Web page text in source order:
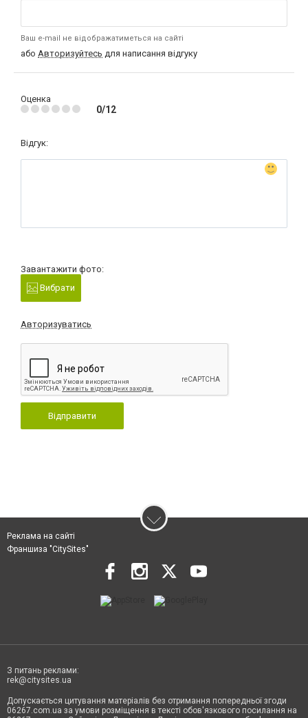
Ваш e-mail не відображатиметься на сайті
або Авторизуйтесь для написання відгуку
Оценка
0/12
Відгук:
Завантажити фото:
Вибрати
Авторизуватись
Відправити
Реклама на сайті
Франшиза "CitySites"
З питань реклами:
rek@citysites.ua
Допускається цитування матеріалів без отримання попередньої згоди
06267.com.ua за умови розміщення в тексті обов'язкового посилання на